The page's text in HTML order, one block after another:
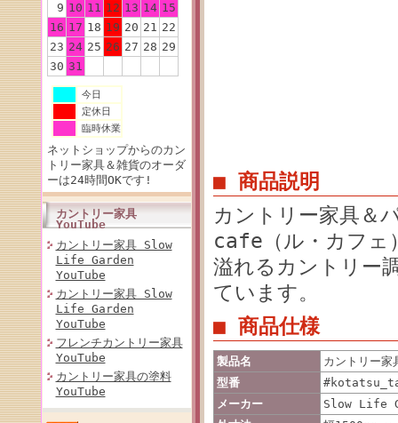
9 10 11 12 13 14 15
16 17 18 19 20 21 22
23 24 25 26 27 28 29
30 31
今日
定休日
臨時休業
ネットショップからのカン
トリー家具＆雑貨のオーダ
ーは24時間OKです!
カントリー家具
YouTube
カントリー家具 Slow
Life Garden
YouTube
カントリー家具 Slow
Life Garden
YouTube
フレンチカントリー家具
YouTube
カントリー家具の塗料
YouTube
■ 商品説明
カントリー家具＆
cafe（ル・カフェ
溢れるカントリー
ています。
■ 商品仕様
製品名
カントリー
型番
メーカー
Slow Life